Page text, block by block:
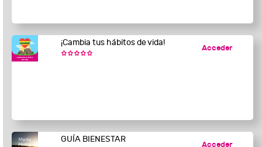
¡Cambia tus hábitos de vida!
Acceder
GUÍA BIENESTAR
Acceder